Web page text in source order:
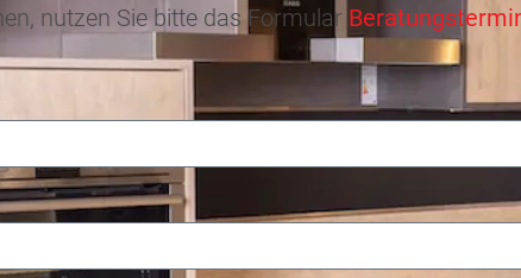
nutzen Sie bitte das Formular